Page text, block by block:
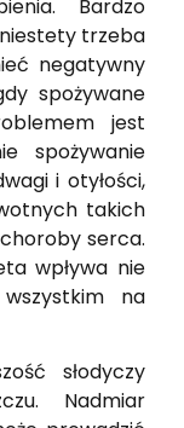
Bardzo
trzeba
negatywny
spożywane
jest
spożywanie
i otyłości,
takich
serca.
wpływa nie
na
słodyczy
Nadmiar